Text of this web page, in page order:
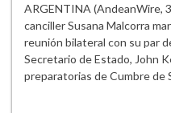
ARGENTINA (AndeanWire,
canciller Susana Malcorra
reunión bilateral con su par
Secretario de Estado, John
preparatorias de Cumbre de